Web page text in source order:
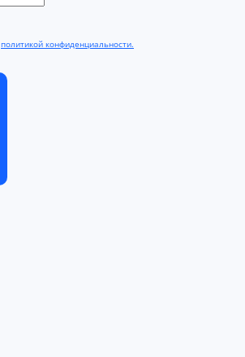
политикой конфиденциальности.